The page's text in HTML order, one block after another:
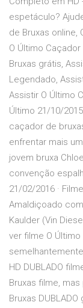
espetáculo?
de Bruxas online,
O Último
Bruxas grátis,
Legendado,
Assistir O Último
Último 21/10/
caçador de
enfrentar mais
jovem bruxa
convenção
21/02/2016 ·
Amaldiçoado
Kaulder (Vin
ver filme O
HD DUBLADO
Bruxas filme,
Bruxas